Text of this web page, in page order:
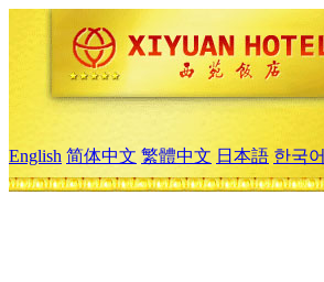
English 简体中文 繁體中文 日本語 한국어